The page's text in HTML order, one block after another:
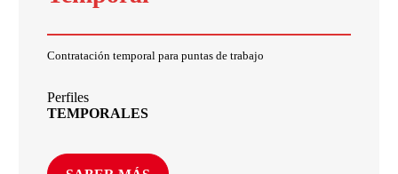
Contratación temporal para puntas de trabajo
Perfiles
TEMPORALES